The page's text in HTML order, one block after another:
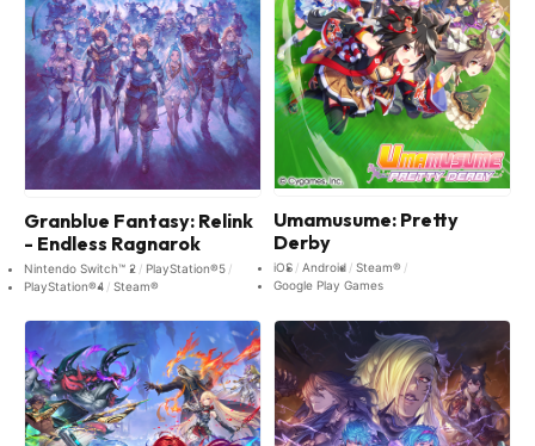
Granblue Fantasy: Relink
- Endless Ragnarok
Nintendo Switch™ 2
PlayStation®5
PlayStation®4
Steam®
Umamusume: Pretty
Derby
iOS Android
Steam®
Google Play Games